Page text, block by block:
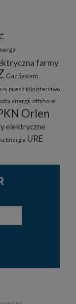
farmy
Gaz System
miedź Ministerstwo
energii offshore
Orlen
elektryczne
Energia URE